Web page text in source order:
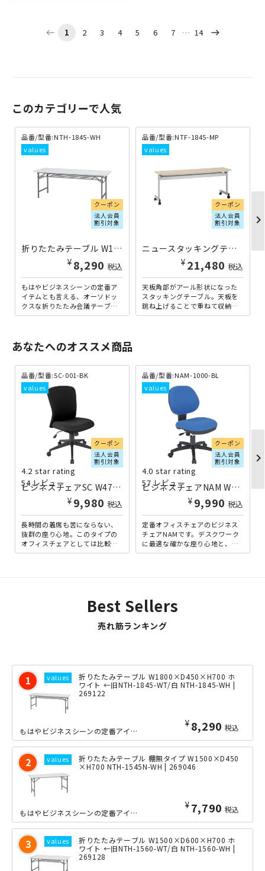
west 1 2 3 4 5 6 7 14 east
このカテゴリーで人気
品番/型番:NTH-1845-WH
クーポン
法人会員
割引対象
折りたたみテーブル W1800×D450×H700 ホワイト ←旧NTH-1845-WT/白 NTH-1845-WH | 269122
¥ 8,290 税込
もはやビジネスシーンの定番ア
イテムとも言える、オーソドッ
クスな折りたたみ会議テーブル
です。できるだけ多くのお客様
品番/型番:NTF-1845-MP
クーポン
法人会員
割引対象
ニュースタッキングテーブル W1800×D450×H700 幕板無し/メープル NTF-1845-MP | 269144
¥ 21,480 税込
天板角部がアール形状になった
スタッキングテーブル。天板を
跳ね上げることで重ねて収納で
きる、オフィスや施設で定番の
chevron_right
あなたへのオススメ商品
品番/型番:SC-001-BK
クーポン
法人会員
割引対象
4.2 star rating
54 レビュー
ビジネスチェアSC W475×D550×H895-965 ブラック
¥ 9,980 税込
長時間の着席も苦にならない、
抜群の座り心地。このタイプの
オフィスチェアとしては比較的
ロープライスながら、クオリテ
品番/型番:NAM-1000-BL
クーポン
法人会員
割引対象
4.0 star rating
57 レビュー
ビジネスチェアNAM W460×D570×H850-940 ブルー
¥ 9,990 税込
定番オフィスチェアのビジネス
チェアNAMです。デスクワーク
に最適な確かな座り心地と、シ
ンプルながら飽きがこないデザ
chevron_right
Best Sellers
売れ筋ランキング
折りたたみテーブル W1800×D450×H700 ホ
ワイト ←旧NTH-1845-WT/白 NTH-1845-WH |
269122
¥ 8,290 税込
もはやビジネスシーンの定番アイテムとも言える、オーソドックスな折りたたみ会議テー...
折りたたみテーブル 棚無タイプ W1500×D450
×H700 NTH-1545N-WH | 269046
¥ 7,790 税込
もはやビジネスシーンの定番アイテムとも言える、オーソドックスな折りたたみ会議テー...
折りたたみテーブル W1500×D600×H700 ホ
ワイト ←旧NTH-1560-WT/白 NTH-1560-WH |
269128